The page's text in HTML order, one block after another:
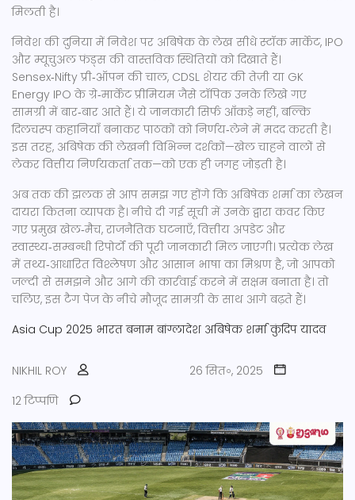
मिलती है।
निवेश की दुनिया मेंनिवेशपर अबिषेक के लेख सीधे स्टॉक मार्केट, IPO
और म्यूचुअल फंड्स की वास्तविक स्थितियों को दिखाते हैं।
Sensex‑Nifty प्री‑ऑपन की चाल, CDSL शेयर की तेज़ी या GK
Energy IPO के ग्रे‑मार्केट प्रीमियम जैसे टॉपिक उनके लिखे गए
सामग्री में बार‑बार आते हैं। ये जानकारी सिर्फ आँकड़े नहीं, बल्कि
दिलचस्प कहानियाँ बनाकर पाठकों को निर्णय‑लेने में मदद करती है।
इस तरह, अबिषेक की लेखनी विभिन्न दर्शकों—खेल चाहने वालों से
लेकर वित्तीय निर्णयकर्ता तक—को एक ही जगह जोड़ती है।
अब तक की झलक से आप समझ गए होंगे कि अबिषेक शर्माका लेखन
दायरा कितना व्यापक है। नीचे दी गई सूची में उनके द्वारा कवर किए
गए प्रमुख खेल‑मैच, राजनैतिक घटनाएँ, वित्तीय अपडेट और
स्वास्थ्य‑सम्बन्धी रिपोर्टों की पूरी जानकारी मिल जाएगी। प्रत्येक लेख
में तथ्य‑आधारित विश्लेषण और आसान भाषा का मिश्रण है, जो आपको
जल्दी से समझने और आगे की कार्रवाई करने में सक्षम बनाता है। तो
चलिए, इस टैग पेज के नीचे मौजूद सामग्री के साथ आगे बढ़ते हैं।
Asia Cup 2025 भारत बनाम बांग्लादेश अबिषेक शर्मा कुंदिप यादव
NIKHIL ROY
26 सित॰, 2025
12 टिप्पणि